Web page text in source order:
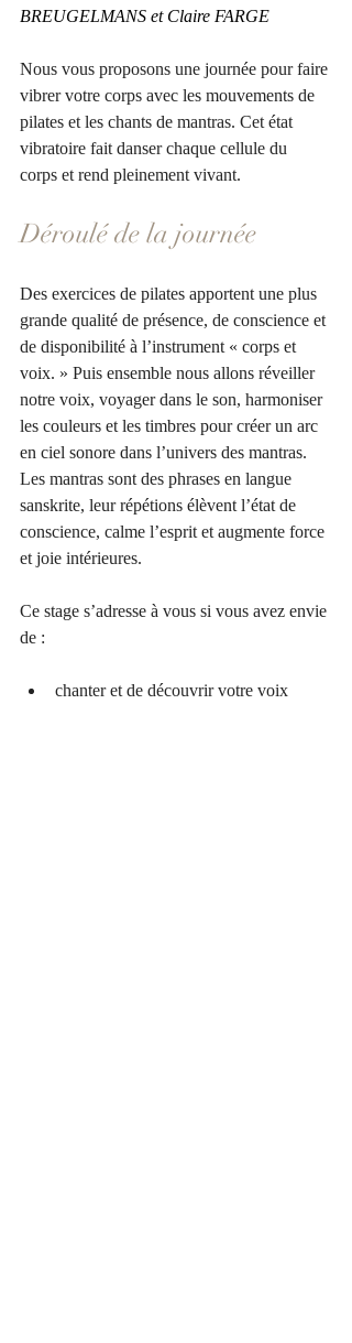
BREUGELMANS et Claire FARGE
Nous vous proposons une journée pour faire
vibrer votre corps avec les mouvements de
pilates et les chants de mantras. Cet état
vibratoire fait danser chaque cellule du
corps et rend pleinement vivant.
Déroulé de la journée
Des exercices de pilates apportent une plus
grande qualité de présence, de conscience et
de disponibilité à l’instrument « corps et
voix. » Puis ensemble nous allons réveiller
notre voix, voyager dans le son, harmoniser
les couleurs et les timbres pour créer un arc
en ciel sonore dans l’univers des mantras.
Les mantras sont des phrases en langue
sanskrite, leur répétions élèvent l’état de
conscience, calme l’esprit et augmente force
et joie intérieures.
Ce stage s’adresse à vous si vous avez envie
de :
chanter et de découvrir votre voix